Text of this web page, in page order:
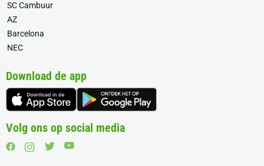
SC Cambuur
AZ
Barcelona
NEC
Download de app
Volg ons op social media